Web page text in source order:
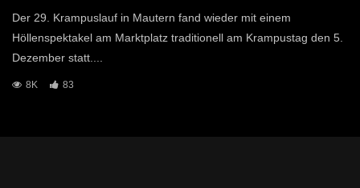
Der 29. Krampuslauf in Mautern fand wieder mit einem
Höllenspektakel am Marktplatz traditionell am Krampustag den 5.
Dezember statt....
8K 83